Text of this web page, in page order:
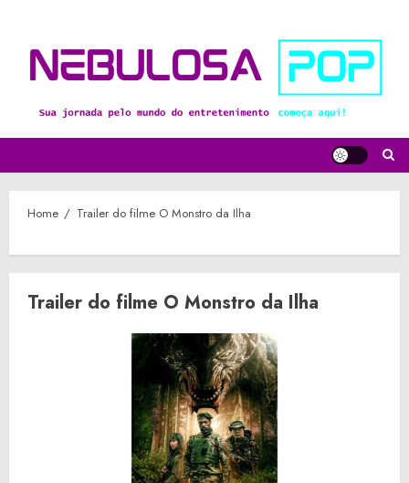
content
Home Trailer do filme O Monstro da Ilha
Trailer do filme O Monstro da Ilha